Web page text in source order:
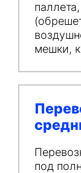
мешки,
под